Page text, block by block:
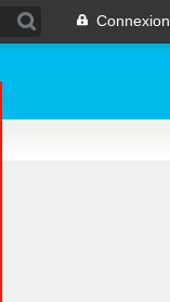
Connexion